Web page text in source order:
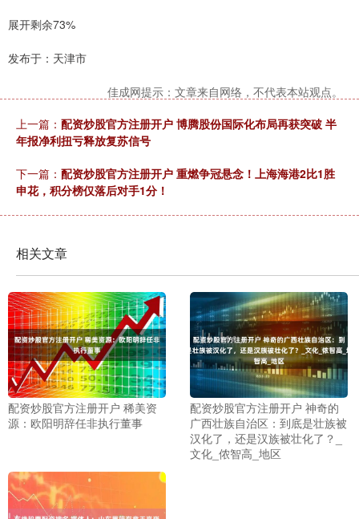
展开剩余73%
发布于：天津市
佳成网提示：文章来自网络，不代表本站观点。
上一篇： 配资炒股官方注册开户 博腾股份国际化布局再获突破 半
年报净利扭亏释放复苏信号
下一篇： 配资炒股官方注册开户 重燃争冠悬念！上海海港2比1胜
申花，积分榜仅落后对手1分！
相关文章
配资炒股官方注册开户 稀美资
源：欧阳明辞任非执行董事
配资炒股官方注册开户 神奇的
广西壮族自治区：到底是壮族被
汉化了，还是汉族被壮化了？_
文化_侬智高_地区